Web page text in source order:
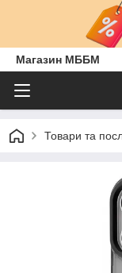
Магазин МББМ
Товари та